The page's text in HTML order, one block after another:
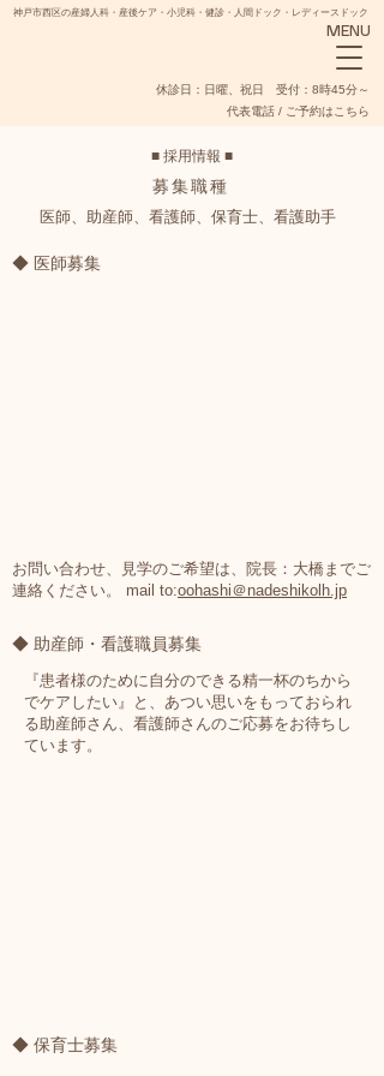
NADESHIKO
​休診日：日曜、祝日 受付：8時45分～
代表電話 / ご予約はこちら
MENU
神戸市西区の産婦人科・産後ケア・小児科・健診・人間ドック・レディースドック
■ 採用情報 ■
募集職種
医師、助産師、看護師、保育士、看護助手​​
◆ 医師募集
お問い合わせ、見学のご希望は、院長：大橋までご
連絡ください。 mail to:oohashi＠nadeshikolh.jp
◆ 助産師・看護職員募集
『患者様のために自分のできる精一杯のちから
でケアしたい』
と、あつい思いをもっておられ
る助産師さん、看護師さんのご応募をお待ちし
ています。
◆ 保育士募集